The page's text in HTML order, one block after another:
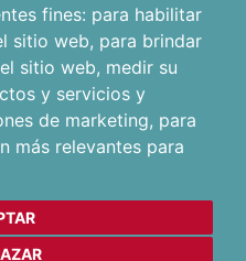
fines: para habilitar
sitio web, para brindar
sitio web, medir su
y servicios y
de marketing, para
más relevantes para